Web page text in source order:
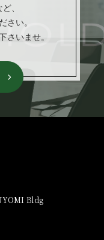
、
さい。
さいませ。
Bldg